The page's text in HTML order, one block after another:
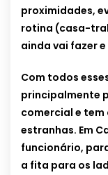
proximidades,
rotina (casa-
ainda vai fazer
Com todos
principalmente
comercial e tem
estranhas. Em
funcionário,
a fita para os